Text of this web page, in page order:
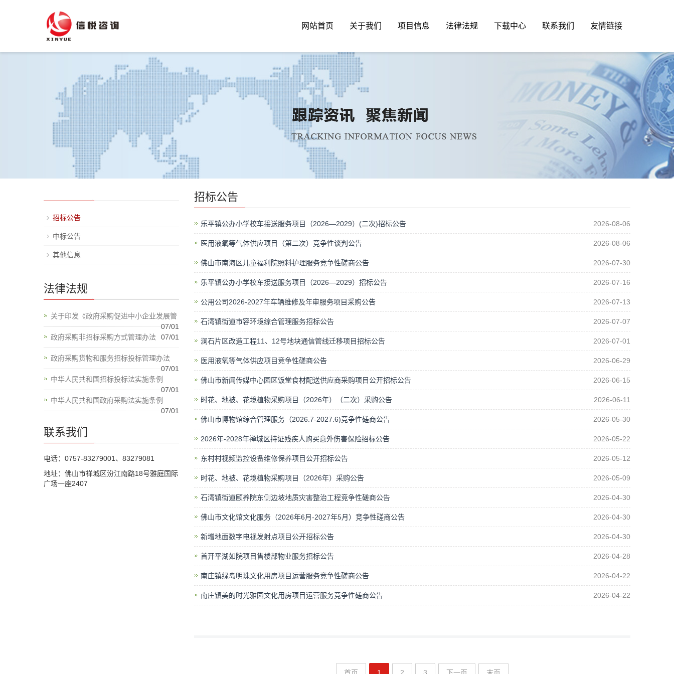
网站首页 关于我们 项目信息 法律法规 下载中心 联系我们 友情链接
招标公告
乐平镇公办小学校车接送服务项目（2026—2029）(二次)招标公告 2026-08-06
医用液氧等气体供应项目（第二次）竞争性谈判公告 2026-08-06
佛山市南海区儿童福利院照料护理服务竞争性磋商公告 2026-07-30
乐平镇公办小学校车接送服务项目（2026—2029）招标公告 2026-07-16
公用公司2026-2027年车辆维修及年审服务项目采购公告 2026-07-13
石湾镇街道市容环境综合管理服务招标公告 2026-07-07
澜石片区改造工程11、12号地块通信管线迁移项目招标公告 2026-07-01
医用液氧等气体供应项目竞争性磋商公告 2026-06-29
佛山市新闻传媒中心园区饭堂食材配送供应商采购项目公开招标公告 2026-06-15
时花、地被、花境植物采购项目（2026年）（二次）采购公告 2026-06-11
佛山市博物馆综合管理服务（2026.7-2027.6)竞争性磋商公告 2026-05-30
2026年-2028年禅城区持证残疾人购买意外伤害保险招标公告 2026-05-22
东村村视频监控设备维修保养项目公开招标公告 2026-05-12
时花、地被、花境植物采购项目（2026年）采购公告 2026-05-09
石湾镇街道颐养院东侧边坡地质灾害整治工程竞争性磋商公告 2026-04-30
佛山市文化馆文化服务（2026年6月-2027年5月）竞争性磋商公告 2026-04-30
新增地面数字电视发射点项目公开招标公告 2026-04-30
首开平湖如院项目售楼部物业服务招标公告 2026-04-28
南庄镇绿岛明珠文化用房项目运营服务竞争性磋商公告 2026-04-22
南庄镇美的时光雅园文化用房项目运营服务竞争性磋商公告 2026-04-22
招标公告
中标公告
其他信息
法律法规
关于印发《政府采购促进中小企业发展管
07/01
政府采购非招标采购方式管理办法
07/01
政府采购货物和服务招标投标管理办法
07/01
中华人民共和国招标投标法实施条例
07/01
中华人民共和国政府采购法实施条例
07/01
联系我们
电话：0757-83279001、83279081
地址：佛山市禅城区汾江南路18号雅庭国际
广场一座2407